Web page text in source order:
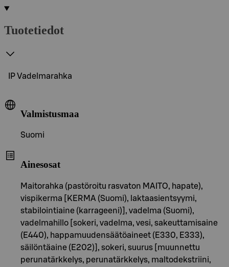
Tuotetiedot
IP Vadelmarahka
Valmistusmaa
Suomi
Ainesosat
Maitorahka (pastöroitu rasvaton MAITO, hapate),
vispikerma [KERMA (Suomi), laktaasientsyymi,
stabilointiaine (karrageeni)], vadelma (Suomi),
vadelmahillo [sokeri, vadelma, vesi, sakeuttamisaine
(E440), happamuudensäätöaineet (E330, E333),
säilöntäaine (E202)], sokeri, suurus [muunnettu
perunatärkkelys, perunatärkkelys, maltodekstriini,